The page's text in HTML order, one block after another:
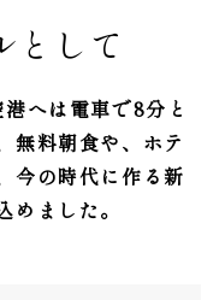
として
へは電車で8分と
無料朝食や、ホテ
今の時代に作る新
ました。